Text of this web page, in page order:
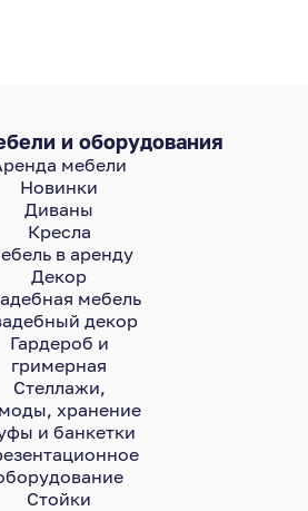
и оборудования
мебели
Новинки
Диваны
Кресла
в аренду
Декор
мебель
декор
Гардероб и
гримерная
Стеллажи,
хранение
и банкетки
Стойки